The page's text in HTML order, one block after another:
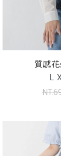
質感
L